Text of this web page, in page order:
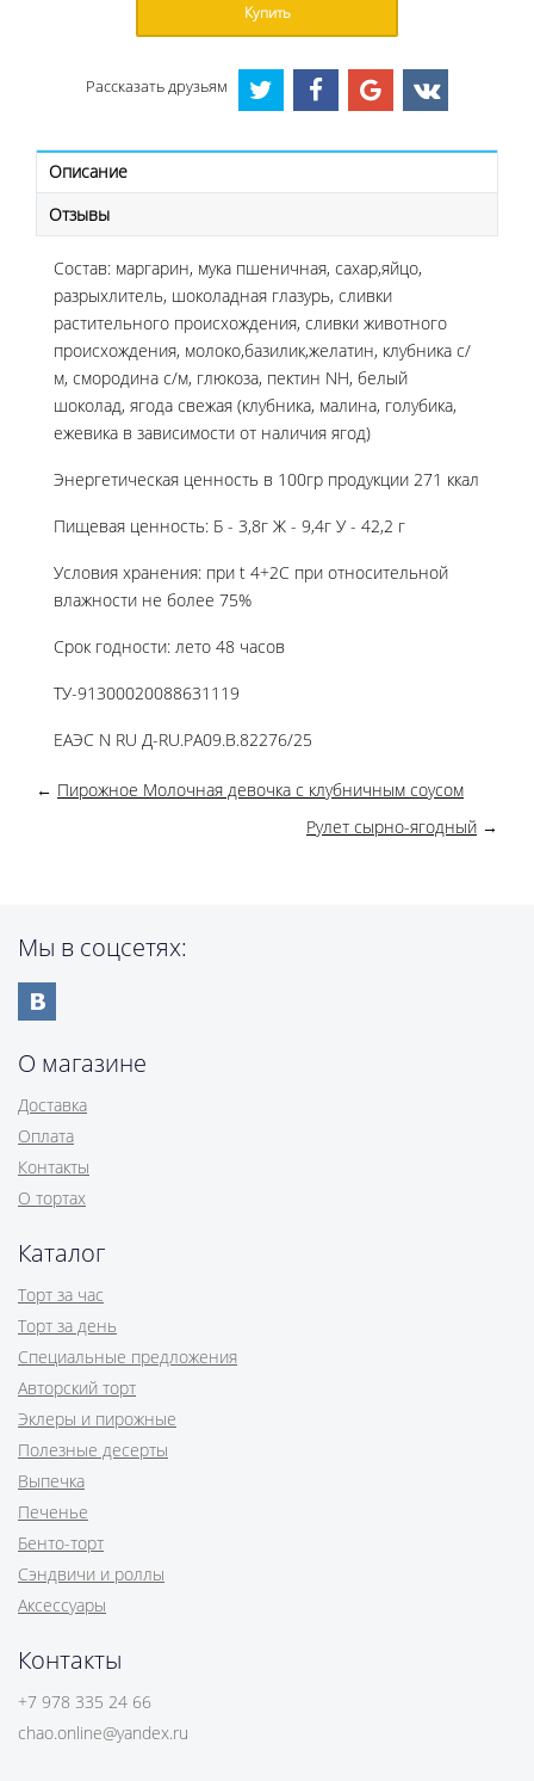
Купить
Рассказать друзьям
Описание
Отзывы
Состав: маргарин, мука пшеничная, сахар,яйцо,
разрыхлитель, шоколадная глазурь, сливки
растительного происхождения, сливки животного
происхождения, молоко,базилик,желатин, клубника с/
м, смородина с/м, глюкоза, пектин NH, белый
шоколад, ягода свежая (клубника, малина, голубика,
ежевика в зависимости от наличия ягод)
Энергетическая ценность в 100гр продукции 271 ккал
Пищевая ценность: Б - 3,8г Ж - 9,4г У - 42,2 г
Условия хранения: при t 4+2C при относительной
влажности не более 75%
Срок годности: лето 48 часов
ТУ-91300020088631119
ЕАЭС N RU Д-RU.РА09.В.82276/25
← Пирожное Молочная девочка с клубничным соусом
Рулет сырно-ягодный →
Мы в соцсетях:
О магазине
Доставка
Оплата
Контакты
О тортах
Каталог
Торт за час
Торт за день
Специальные предложения
Авторский торт
Эклеры и пирожные
Полезные десерты
Выпечка
Печенье
Бенто-торт
Сэндвичи и роллы
Аксессуары
Контакты
+7 978 335 24 66
chao.online@yandex.ru